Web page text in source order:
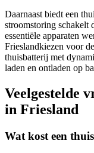
Daarnaast biedt een
stroomstoring schakelt
essentiële apparaten
Frieslandkiezen voor
thuisbatterij met
laden en ontladen op
Veelgestelde
in Friesland
Wat kost een